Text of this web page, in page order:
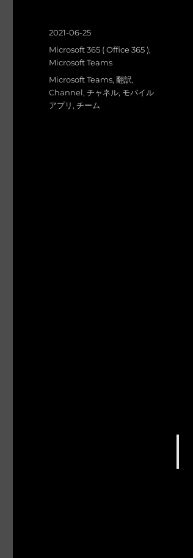
投
日:
2021-06-25
カ
テ
リ
Microsoft 365 ( Office 365 ),
Microsoft Teams
タ
グ
Microsoft Teams,翻訳,
Channel,チャネル, モバイル
アプリ ,チーム